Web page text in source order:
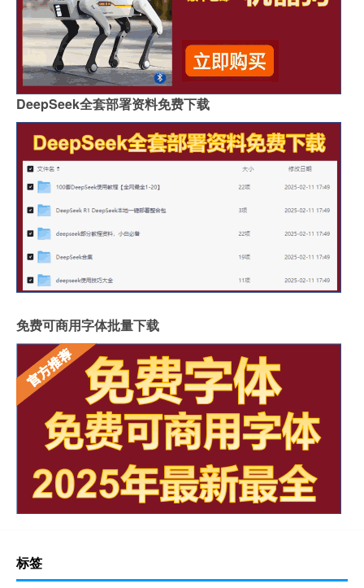
DeepSeek全套部署资料免费下载
免费可商用字体批量下载
标签